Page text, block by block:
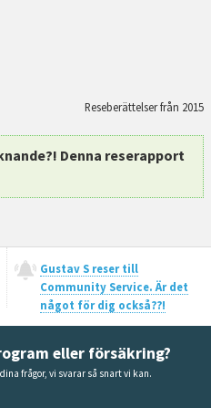
Reseberättelser från 2015
Denna reserapport
Gustav S reser till
Community Service. Är det
något för dig också??!
eller försäkring?
frågor, vi svarar så snart vi kan.